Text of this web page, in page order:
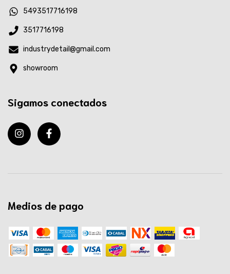
5493517716198
3517716198
industrydetail@gmail.com
showroom
Sigamos conectados
Medios de pago